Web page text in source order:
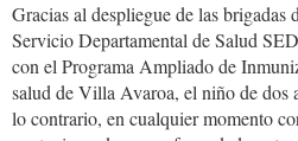
Gracias al despliegue de las brigadas
Servicio Departamental de Salud
con el Programa Ampliado de
salud de Villa Avaroa, el niño de dos
lo contrario, en cualquier momento